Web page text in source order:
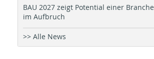
BAU 2027 zeigt Potential einer Branche
im Aufbruch
>> Alle News